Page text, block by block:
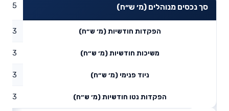
סך נכסים מנוהלים (מ׳ ש״ח)
הפקדות חודשיות (מ׳ ש״ח) 0.03
משיכות חודשיות (מ׳ ש״ח) 0.03
ניוד פנימי (מ׳ ש״ח) 0.03
הפקדות נטו חודשיות (מ׳ ש״ח) 0.03